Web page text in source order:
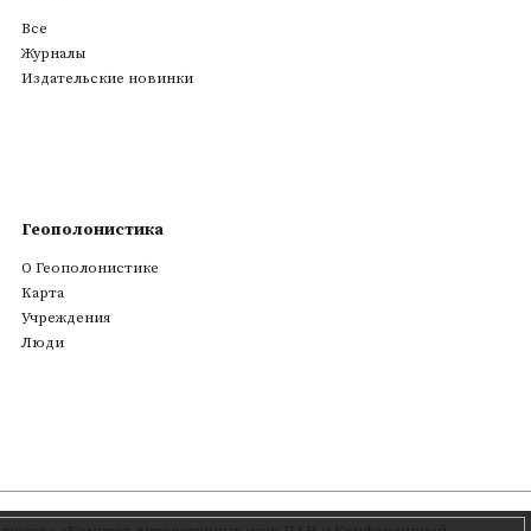
Все
Журналы
Издательские новинки
Геополонистика
О Геополонистике
Kарта
Учреждения
Люди